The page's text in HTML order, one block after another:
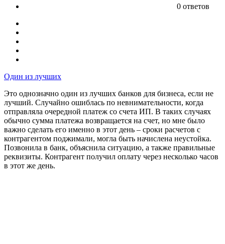
0 ответов
Один из лучших
Это однозначно один из лучших банков для бизнеса, если не
лучший. Случайно ошиблась по невнимательности, когда
отправляла очередной платеж со счета ИП. В таких случаях
обычно сумма платежа возвращается на счет, но мне было
важно сделать его именно в этот день – сроки расчетов с
контрагентом поджимали, могла быть начислена неустойка.
Позвонила в банк, объяснила ситуацию, а также правильные
реквизиты. Контрагент получил оплату через несколько часов
в этот же день.